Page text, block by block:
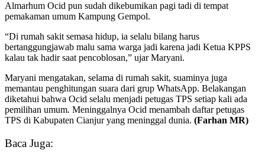
Almarhum Ocid pun sudah dikebumikan pagi tadi di tempat
pemakaman umum Kampung Gempol.
“Di rumah sakit semasa hidup, ia selalu bilang harus
bertanggungjawab malu sama warga jadi karena jadi Ketua KPPS
kalau tak hadir saat pencoblosan,” ujar Maryani.
Maryani mengatakan, selama di rumah sakit, suaminya juga
memantau penghitungan suara dari grup WhatsApp. Belakangan
diketahui bahwa Ocid selalu menjadi petugas TPS setiap kali ada
pemilihan umum. Meninggalnya Ocid menambah daftar petugas
TPS di Kabupaten Cianjur yang meninggal dunia. (Farhan MR)
Baca Juga: